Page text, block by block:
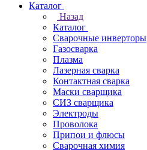
Каталог
Назад
Каталог
Сварочные инверторы
Газосварка
Плазма
Лазерная сварка
Контактная сварка
Маски сварщика
СИЗ сварщика
Электроды
Проволока
Припои и флюсы
Сварочная химия